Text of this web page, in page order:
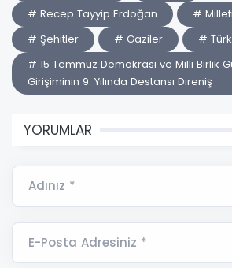
# Recep Tayyip Erdoğan
#
# Şehitler
# Gaziler
#
# 15 Temmuz Demokrasi ve Milli Birlik
Girişiminin 9. Yılında Destansı Direniş
YORUMLAR
Adınız *
E-Posta Adresiniz *